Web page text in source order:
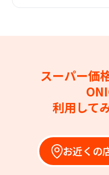
スーパー価
利用して
お近くの